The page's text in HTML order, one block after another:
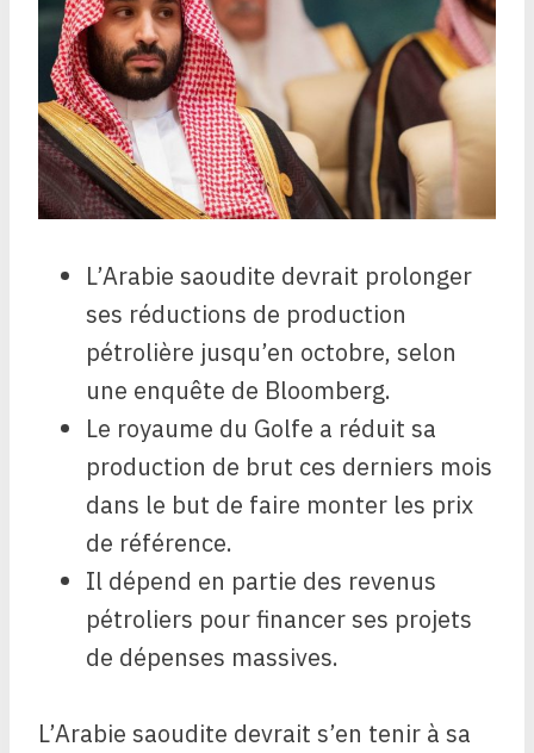
L’Arabie saoudite devrait prolonger
ses réductions de production
pétrolière jusqu’en octobre, selon
une enquête de Bloomberg.
Le royaume du Golfe a réduit sa
production de brut ces derniers mois
dans le but de faire monter les prix
de référence.
Il dépend en partie des revenus
pétroliers pour financer ses projets
de dépenses massives.
L’Arabie saoudite devrait s’en tenir à sa